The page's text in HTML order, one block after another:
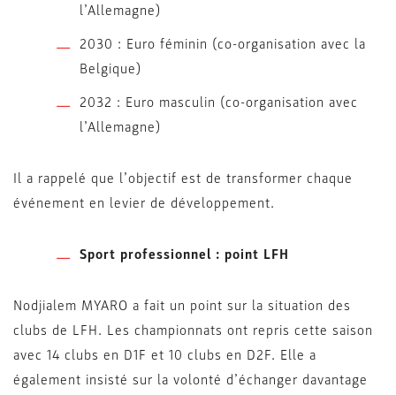
l’Allemagne)
2030 : Euro féminin (co-organisation avec la
Belgique)
2032 : Euro masculin (co-organisation avec
l’Allemagne)
Il a rappelé que l’objectif est de transformer chaque
événement en levier de développement.
Sport professionnel : point LFH
Nodjialem MYARO a fait un point sur la situation des
clubs de LFH. Les championnats ont repris cette saison
avec 14 clubs en D1F et 10 clubs en D2F. Elle a
également insisté sur la volonté d’échanger davantage